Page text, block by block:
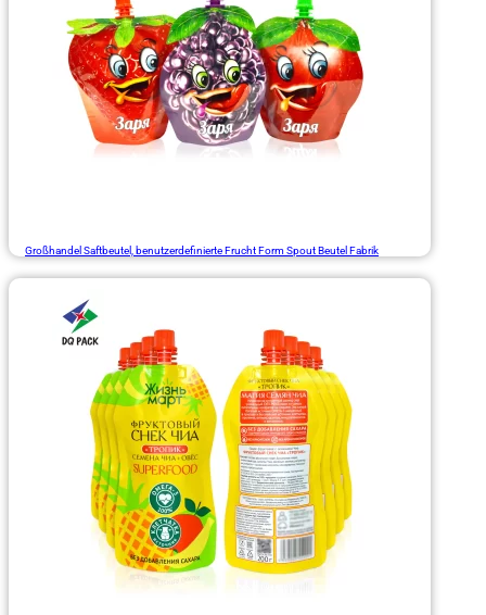
Großhandel Saftbeutel, benutzerdefinierte Frucht Form Spout Beutel Fabrik